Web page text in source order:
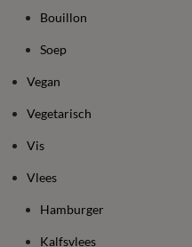
Bouillon
Soep
Vegan
Vegetarisch
Vis
Vlees
Hamburger
Kalfsvlees